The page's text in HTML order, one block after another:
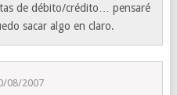
de débito/crédito… pensaré
sacar algo en claro.
08/2007